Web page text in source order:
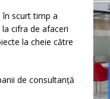
în scurt timp a
cifra de afaceri
la cheie către
de consultanță